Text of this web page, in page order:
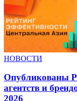
НОВОСТИ
Опубликованы
агентств и
2026